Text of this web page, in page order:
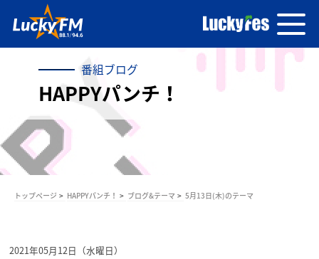
番組ブログ
HAPPYパンチ！
トップページ HAPPYパンチ！ ブログ&テーマ 5月13日(木)のテーマ
2021年05月12日（水曜日）